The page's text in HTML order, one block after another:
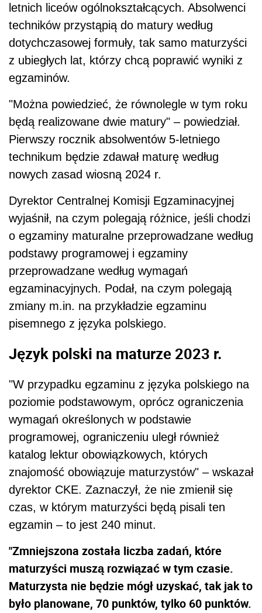
letnich liceów ogólnokształcących. Absolwenci
techników przystąpią do matury według
dotychczasowej formuły, tak samo maturzyści
z ubiegłych lat, którzy chcą poprawić wyniki z
egzaminów.
"Można powiedzieć, że równolegle w tym roku
będą realizowane dwie matury" – powiedział.
Pierwszy rocznik absolwentów 5-letniego
technikum będzie zdawał maturę według
nowych zasad wiosną 2024 r.
Dyrektor Centralnej Komisji Egzaminacyjnej
wyjaśnił, na czym polegają różnice, jeśli chodzi
o egzaminy maturalne przeprowadzane według
podstawy programowej i egzaminy
przeprowadzane według wymagań
egzaminacyjnych. Podał, na czym polegają
zmiany m.in. na przykładzie egzaminu
pisemnego z języka polskiego.
Język polski na maturze 2023 r.
"W przypadku egzaminu z języka polskiego na
poziomie podstawowym, oprócz ograniczenia
wymagań określonych w podstawie
programowej, ograniczeniu uległ również
katalog lektur obowiązkowych, których
znajomość obowiązuje maturzystów" – wskazał
dyrektor CKE. Zaznaczył, że nie zmienił się
czas, w którym maturzyści będą pisali ten
egzamin – to jest 240 minut.
"Zmniejszona została liczba zadań, które
maturzyści muszą rozwiązać w tym czasie.
Maturzysta nie będzie mógł uzyskać, tak jak to
było planowane, 70 punktów, tylko 60 punktów.